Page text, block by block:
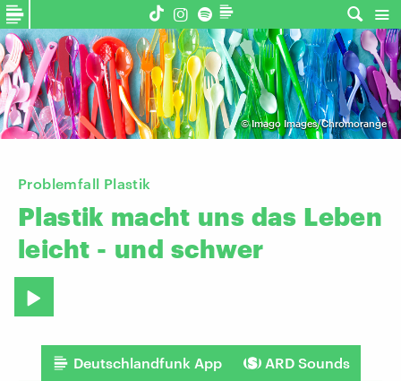
©Imago Images/Chromorange
Problemfall Plastik
Plastik macht uns das Leben
leicht - und schwer
Deutschlandfunk App ARD Sounds